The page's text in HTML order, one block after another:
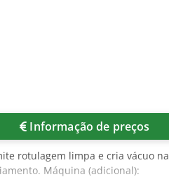
Informação de preços
rotulagem limpa e cria vácuo na
Máquina (adicional):